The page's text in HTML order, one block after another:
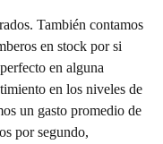
También contamos
en stock por si
en alguna
en los niveles de
un gasto promedio de
por segundo,